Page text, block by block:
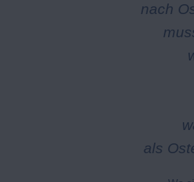
nach
als